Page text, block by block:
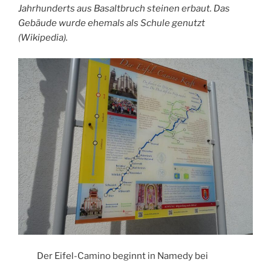
Jahrhunderts aus Basaltbruch steinen erbaut. Das
Gebäude wurde ehemals als Schule genutzt
(Wikipedia).
Der Eifel-Camino beginnt in Namedy bei